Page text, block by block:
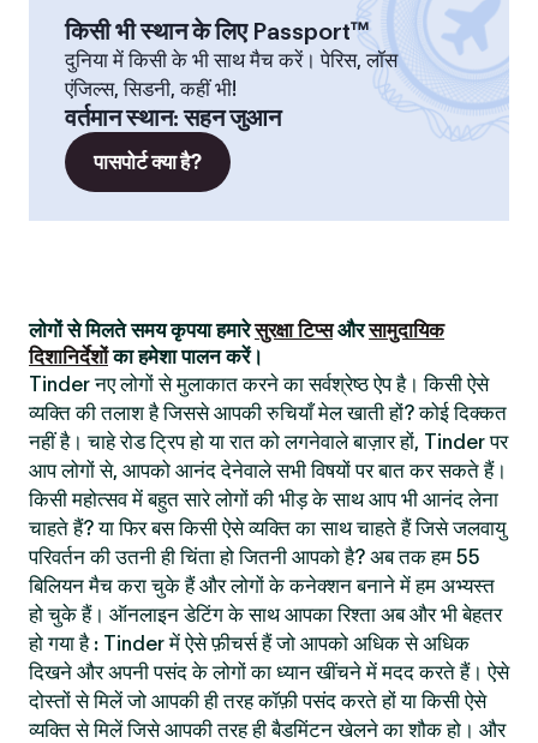
किसी भी स्थान के लिए Passport™
दुनिया में किसी के भी साथ मैच करें। पेरिस, लॉस
एंजिल्स, सिडनी, कहीं भी!
वर्तमान स्थान:सहन जुआन
पासपोर्ट क्या है?
लोगों से मिलते समय कृपया हमारेसुरक्षा टिप्सऔरसामुदायिक
दिशानिर्देशोंका हमेशा पालन करें।
Tinder नए लोगों से मुलाकात करने का सर्वश्रेष्ठ ऐप है। किसी ऐसे
व्यक्ति की तलाश है जिससे आपकी रुचियाँ मेल खाती हों? कोई दिक्कत
नहीं है। चाहे रोड ट्रिप हो या रात को लगनेवाले बाज़ार हों, Tinder पर
आप लोगों से, आपको आनंद देनेवाले सभी विषयों पर बात कर सकते हैं।
किसी महोत्सव में बहुत सारे लोगों की भीड़ के साथ आप भी आनंद लेना
चाहते हैं? या फिर बस किसी ऐसे व्यक्ति का साथ चाहते हैं जिसे जलवायु
परिवर्तन की उतनी ही चिंता हो जितनी आपको है? अब तक हम 55
बिलियन मैच करा चुके हैं और लोगों के कनेक्शन बनाने में हम अभ्यस्त
हो चुके हैं। ऑनलाइन डेटिंग के साथ आपका रिश्ता अब और भी बेहतर
हो गया है : Tinder में ऐसे फ़ीचर्स हैं जो आपको अधिक से अधिक
दिखने और अपनी पसंद के लोगों का ध्यान खींचने में मदद करते हैं। ऐसे
दोस्तों से मिलें जो आपकी ही तरह कॉफ़ी पसंद करते हों या किसी ऐसे
व्यक्ति से मिलें जिसे आपकी तरह ही बैडमिंटन खेलने का शौक हो। और